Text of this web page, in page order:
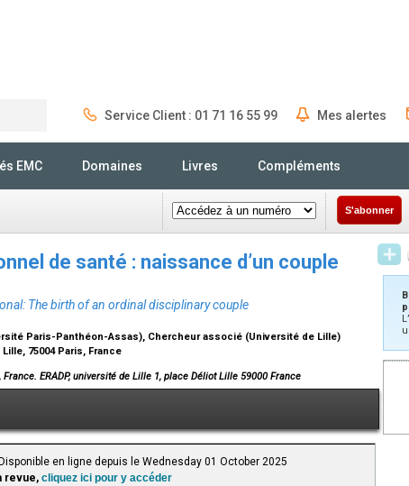
Service Client : 01 71 16 55 99 Mes alertes
EMC Domaines Livres Compléments
S'abonner
de santé : naissance d’un couple
The birth of an ordinal disciplinary couple
Paris-Panthéon-Assas), Chercheur associé (Université de Lille)
75004 Paris, France
ERADP, université de Lille 1, place Déliot Lille 59000 France
en ligne depuis le Wednesday 01 October 2025
revue, cliquez ici pour y accéder